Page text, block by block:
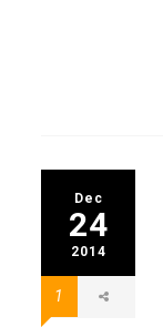
Dec
24
2014
1